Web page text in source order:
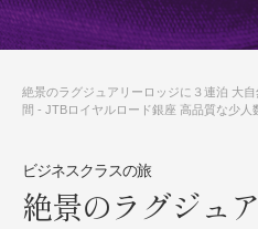
キーワード
キーワード
絶景のラグジュアリーロッジに３連泊 大
間 - JTBロイヤルロード銀座 高品質な少人
ビジネスクラスの旅
絶景のラグジュ